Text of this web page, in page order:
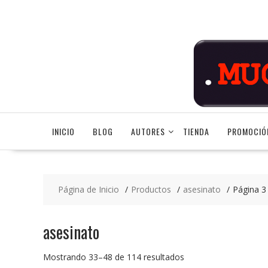
INICIO BLOG AUTORES TIENDA
Página de Inicio Productos asesinato Página 3
asesinato
Mostrando 33–48 de 114 resultados